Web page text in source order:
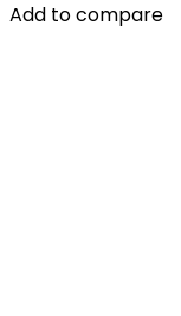
Add to compare